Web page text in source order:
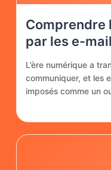
Comprendre
par les e-
L’ère numérique a
communiquer, et les
imposés comme un